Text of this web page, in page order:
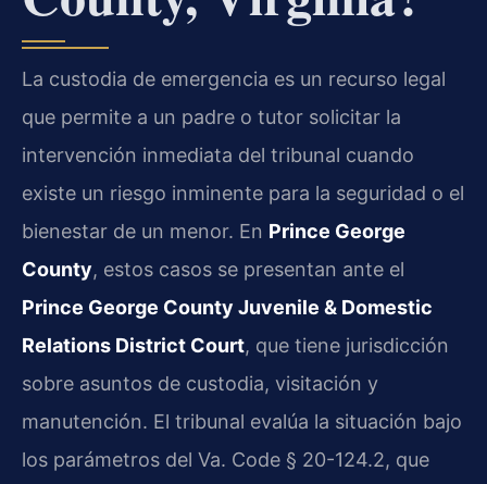
La custodia de emergencia es un recurso legal
que permite a un padre o tutor solicitar la
intervención inmediata del tribunal cuando
existe un riesgo inminente para la seguridad o el
bienestar de un menor. En Prince George
County, estos casos se presentan ante el
Prince George County Juvenile & Domestic
Relations District Court, que tiene jurisdicción
sobre asuntos de custodia, visitación y
manutención. El tribunal evalúa la situación bajo
los parámetros del Va. Code § 20-124.2, que